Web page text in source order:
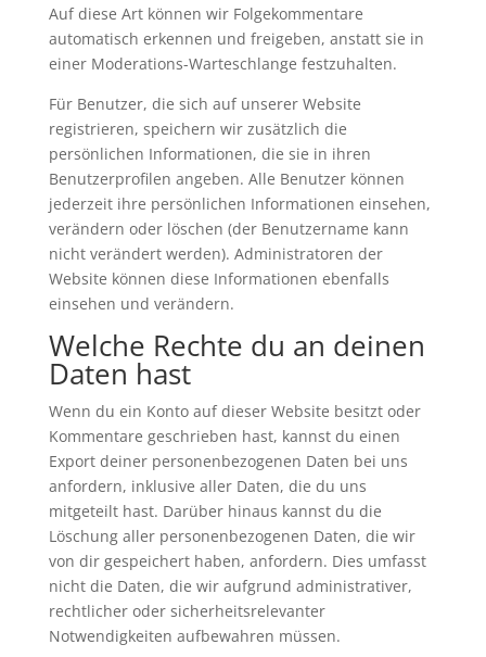
Auf diese Art können wir Folgekommentare
automatisch erkennen und freigeben, anstatt sie in
einer Moderations-Warteschlange festzuhalten.
Für Benutzer, die sich auf unserer Website
registrieren, speichern wir zusätzlich die
persönlichen Informationen, die sie in ihren
Benutzerprofilen angeben. Alle Benutzer können
jederzeit ihre persönlichen Informationen einsehen,
verändern oder löschen (der Benutzername kann
nicht verändert werden). Administratoren der
Website können diese Informationen ebenfalls
einsehen und verändern.
Welche Rechte du an deinen
Daten hast
Wenn du ein Konto auf dieser Website besitzt oder
Kommentare geschrieben hast, kannst du einen
Export deiner personenbezogenen Daten bei uns
anfordern, inklusive aller Daten, die du uns
mitgeteilt hast. Darüber hinaus kannst du die
Löschung aller personenbezogenen Daten, die wir
von dir gespeichert haben, anfordern. Dies umfasst
nicht die Daten, die wir aufgrund administrativer,
rechtlicher oder sicherheitsrelevanter
Notwendigkeiten aufbewahren müssen.